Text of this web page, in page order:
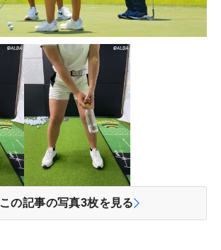
この記事の写真3枚を見る